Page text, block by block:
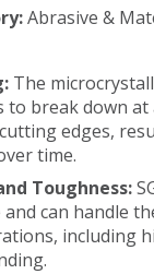
Abrasive &
The
to break down
edges,
time.
Toughness:
can handle
including